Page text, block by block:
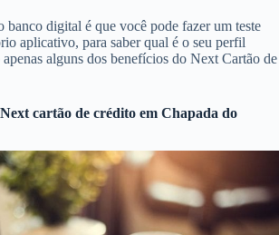
banco digital é que você pode fazer um teste
aplicativo, para saber qual é o seu perfil
apenas alguns dos benefícios do Next Cartão de
cartão de crédito em Chapada do